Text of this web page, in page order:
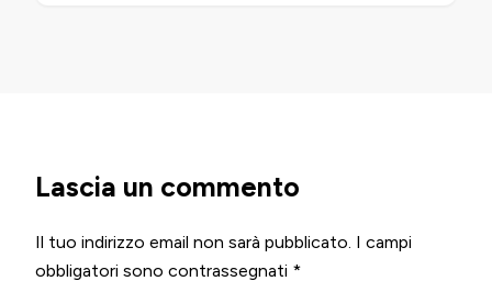
Lascia un commento
Il tuo indirizzo email non sarà pubblicato. I campi
obbligatori sono contrassegnati *